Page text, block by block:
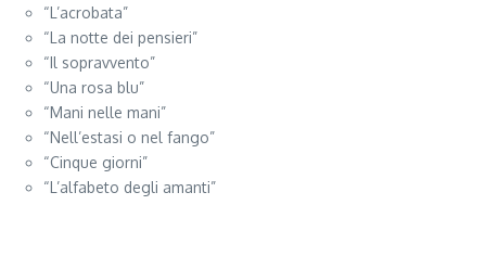
“L’acrobata”
“La notte dei pensieri”
“Il sopravvento”
“Una rosa blu”
“Mani nelle mani”
“Nell’estasi o nel fango”
“Cinque giorni”
“L’alfabeto degli amanti”